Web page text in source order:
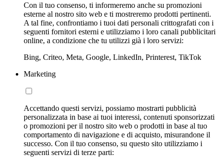
Con il tuo consenso, ti informeremo anche su promozioni
esterne al nostro sito web e ti mostreremo prodotti pertinenti.
A tal fine, confrontiamo i tuoi dati personali crittografati con i
seguenti fornitori esterni e utilizziamo i loro canali pubblicitari
online, a condizione che tu utilizzi già i loro servizi:
Bing, Criteo, Meta, Google, LinkedIn, Printerest, TikTok
Marketing
Accettando questi servizi, possiamo mostrarti pubblicità
personalizzata in base ai tuoi interessi, contenuti sponsorizzati
o promozioni per il nostro sito web o prodotti in base al tuo
comportamento di navigazione e di acquisto, misurandone il
successo. Con il tuo consenso, su questo sito utilizziamo i
seguenti servizi di terze parti: